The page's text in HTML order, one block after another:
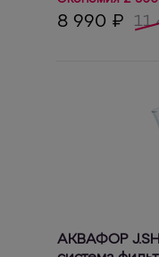
8 990 ₽ 11
АКВАФОР